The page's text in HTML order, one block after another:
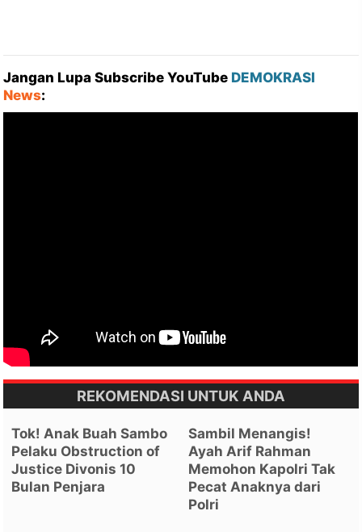
Jangan Lupa Subscribe YouTube DEMOKRASI
News:
REKOMENDASI UNTUK ANDA
Tok! Anak Buah Sambo
Pelaku Obstruction of
Justice Divonis 10
Bulan Penjara
Sambil Menangis!
Ayah Arif Rahman
Memohon Kapolri Tak
Pecat Anaknya dari
Polri